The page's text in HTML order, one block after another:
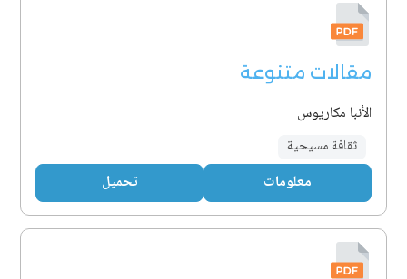
مقالات متنوعة
الأنبا مكاريوس
ثقافة مسيحية
معلومات تحميل